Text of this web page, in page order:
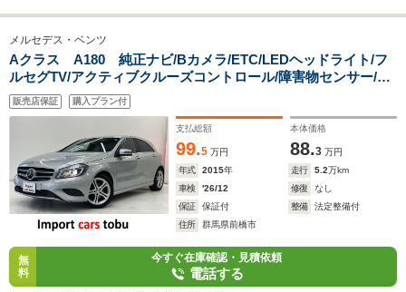
メルセデス・ベンツ
Aクラス A180 純正ナビ/Bカメラ/ETC/LEDヘッドライト/フ
ルセグTV/アクティブクルーズコントロール/障害物センサー/パ
ーキングアシスト/シートヒーター/Bluetooth対応/純正アルミホ
イール/CD/DVD/スマートキー/キーレス
販売店保証 購入プラン付
支払総額
99.5 万円
本体価格
88.3 万円
年式
2015年 走行 5.2万km
車検
'26/12 修復
なし
保証
保証付 整備
法定整備付
住所
群馬県前橋市
無
料
今すぐ在庫確認・見積依頼
電話する